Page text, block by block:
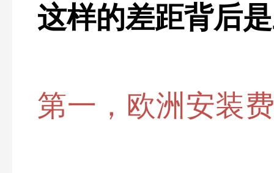
这样的差距背后
第一，欧洲安装